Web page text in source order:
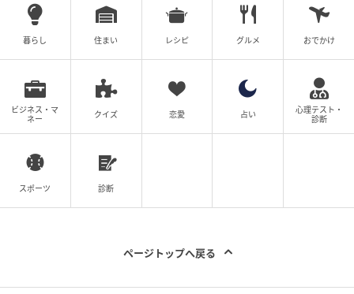
ァッション記事の執筆を目指し、FTNやコーデスナッ
プなどのメディアで活動中。
元記事で読む
次の記事
初夏に欲しいのってこういうの♡【しまむ
暮らし 住まい レシピ グルメ おでかけ
ビジネス・マ
ネー
クイズ 恋愛 占い
心理テスト・
診断
スポーツ 診断
ページトップへ戻る